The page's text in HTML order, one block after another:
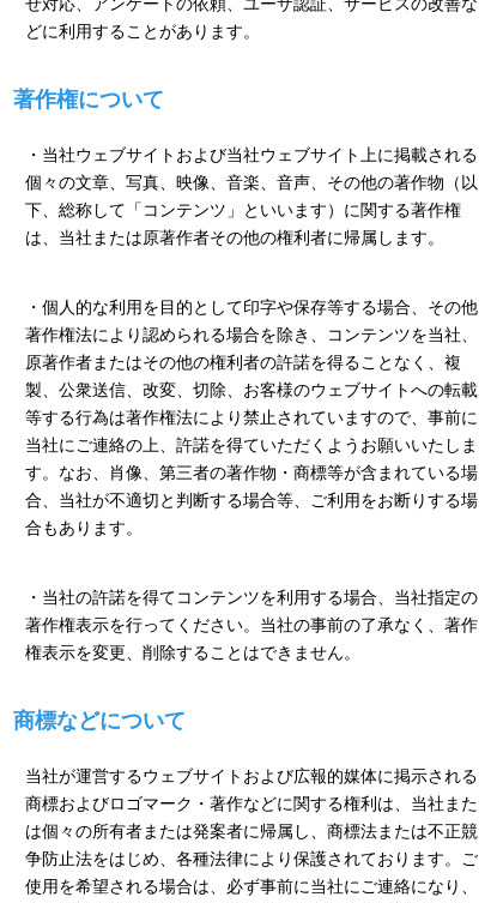
どに利用することがあります。
著作権について
・当社ウェブサイトおよび当社ウェブサイト上に掲載される
個々の文章、写真、映像、音楽、音声、その他の著作物（以
下、総称して「コンテンツ」といいます）に関する著作権
は、当社または原著作者その他の権利者に帰属します。
・個人的な利用を目的として印字や保存等する場合、その他
著作権法により認められる場合を除き、コンテンツを当社、
原著作者またはその他の権利者の許諾を得ることなく、複
製、公衆送信、改変、切除、お客様のウェブサイトへの転載
等する行為は著作権法により禁止されていますので、事前に
当社にご連絡の上、許諾を得ていただくようお願いいたしま
す。なお、肖像、第三者の著作物・商標等が含まれている場
合、当社が不適切と判断する場合等、ご利用をお断りする場
合もあります。
・当社の許諾を得てコンテンツを利用する場合、当社指定の
著作権表示を行ってください。当社の事前の了承なく、著作
権表示を変更、削除することはできません。
商標などについて
当社が運営するウェブサイトおよび広報的媒体に掲示される
商標およびロゴマーク・著作などに関する権利は、当社また
は個々の所有者または発案者に帰属し、商標法または不正競
争防止法をはじめ、各種法律により保護されております。ご
使用を希望される場合は、必ず事前に当社にご連絡になり、